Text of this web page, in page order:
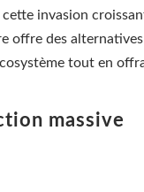
invasion
offre des
tout en
massive